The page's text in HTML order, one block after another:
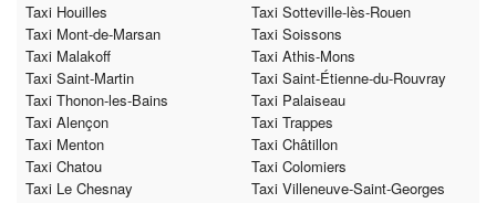
Taxi Houilles
Taxi Sotteville-lès-Rouen
Taxi Mont-de-Marsan
Taxi Soissons
Taxi Malakoff
Taxi Athis-Mons
Taxi Saint-Martin
Taxi Saint-Étienne-du-Rouvray
Taxi Thonon-les-Bains
Taxi Palaiseau
Taxi Alençon
Taxi Trappes
Taxi Menton
Taxi Châtillon
Taxi Chatou
Taxi Colomiers
Taxi Le Chesnay
Taxi Villeneuve-Saint-Georges